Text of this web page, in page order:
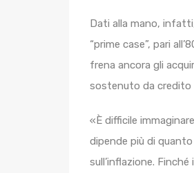
Dati alla mano,
“prime case”, pari
frena ancora gli
sostenuto da credito
«È difficile
dipende più di
sull’inflazione.